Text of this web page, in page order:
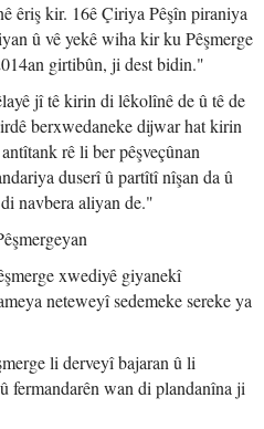
êriş kir. 16ê Çiriya Pêşîn piraniya
û vê yekê wiha kir ku Pêşmerge
girtibûn, ji dest bidin."
jî tê kirin di lêkolînê de û tê de
berxwedaneke dijwar hat kirin
rê li ber pêşveçûnan
duserî û partîtî nîşan da û
navbera aliyan de."
xwediyê giyanekî
neteweyî sedemeke sereke ya
li derveyî bajaran û li
fermandarên wan di plandanîna ji